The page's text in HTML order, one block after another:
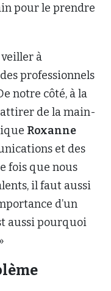
pour le prendre
veiller à
professionnels
notre côté, à la
de la main-
Roxanne
et des
fois que nous
il faut aussi
d’un
aussi pourquoi